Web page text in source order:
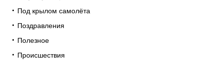
Под крылом самолёта
Поздравления
Полезное
Происшествия